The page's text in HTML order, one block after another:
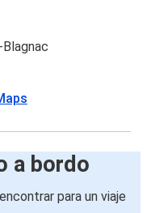
a bordo
para un viaje